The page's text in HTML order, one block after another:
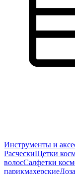
Инструменты и
РасческиЩетки
волосСалфетки
парикмахерские